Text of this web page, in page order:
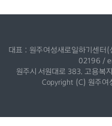
대표 : 원주여성새로일하기센
02196 /
원주시 서원대로 383. 고용
Copyright (C) 원주여